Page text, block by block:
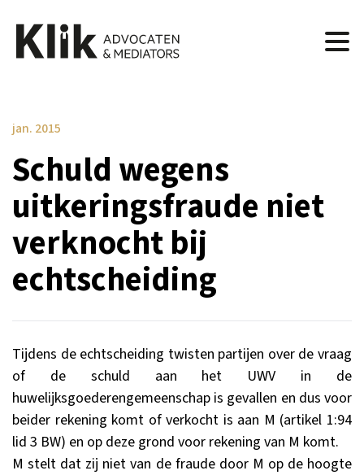
jan. 2015
Schuld wegens
uitkeringsfraude niet
verknocht bij
echtscheiding
Tijdens de echtscheiding twisten partijen over de vraag
of de schuld aan het UWV in de
huwelijksgoederengemeenschap is gevallen en dus voor
beider rekening komt of verkocht is aan M (artikel 1:94
lid 3 BW) en op deze grond voor rekening van M komt.
M stelt dat zij niet van de fraude door M op de hoogte